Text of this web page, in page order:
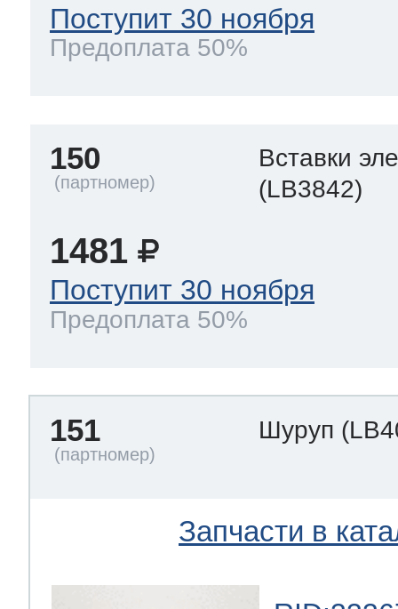
Поступит 30 ноября
Предоплата 50%
150
Вставки
(LB3842)
1481
Поступит 30 ноября
Предоплата 50%
151 Шуруп
Запчасти в